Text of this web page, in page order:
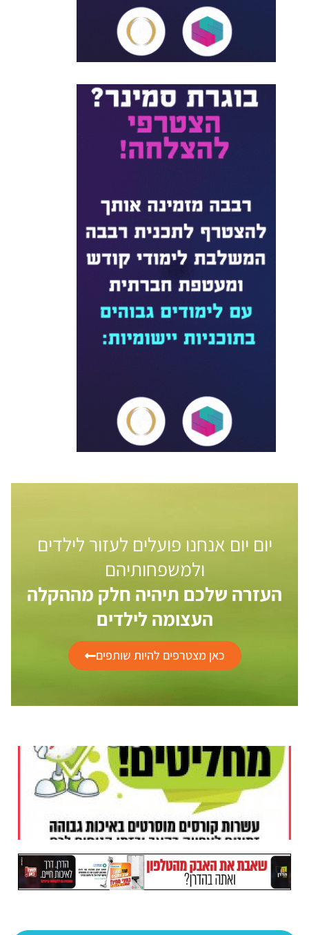
יום יום אנחנו פועלים לעזור לילדים
ולמשפחותיהם
העזרה שלכם תיהיה חלק מההקלה
העצומה לילדים
כאן מצטרפים להיות שותפים